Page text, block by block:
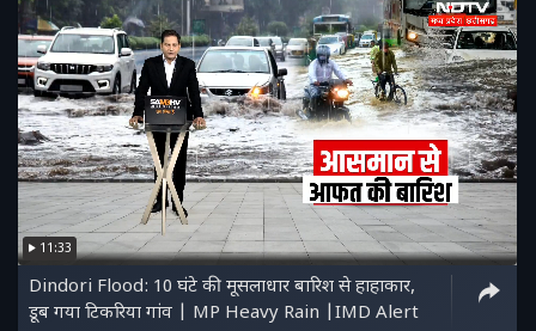
11:33
Dindori Flood: 10 घंटे की मूसलाधार बारिश से हाहाकार,
डूब गया टिकरिया गांव | MP Heavy Rain |IMD Alert